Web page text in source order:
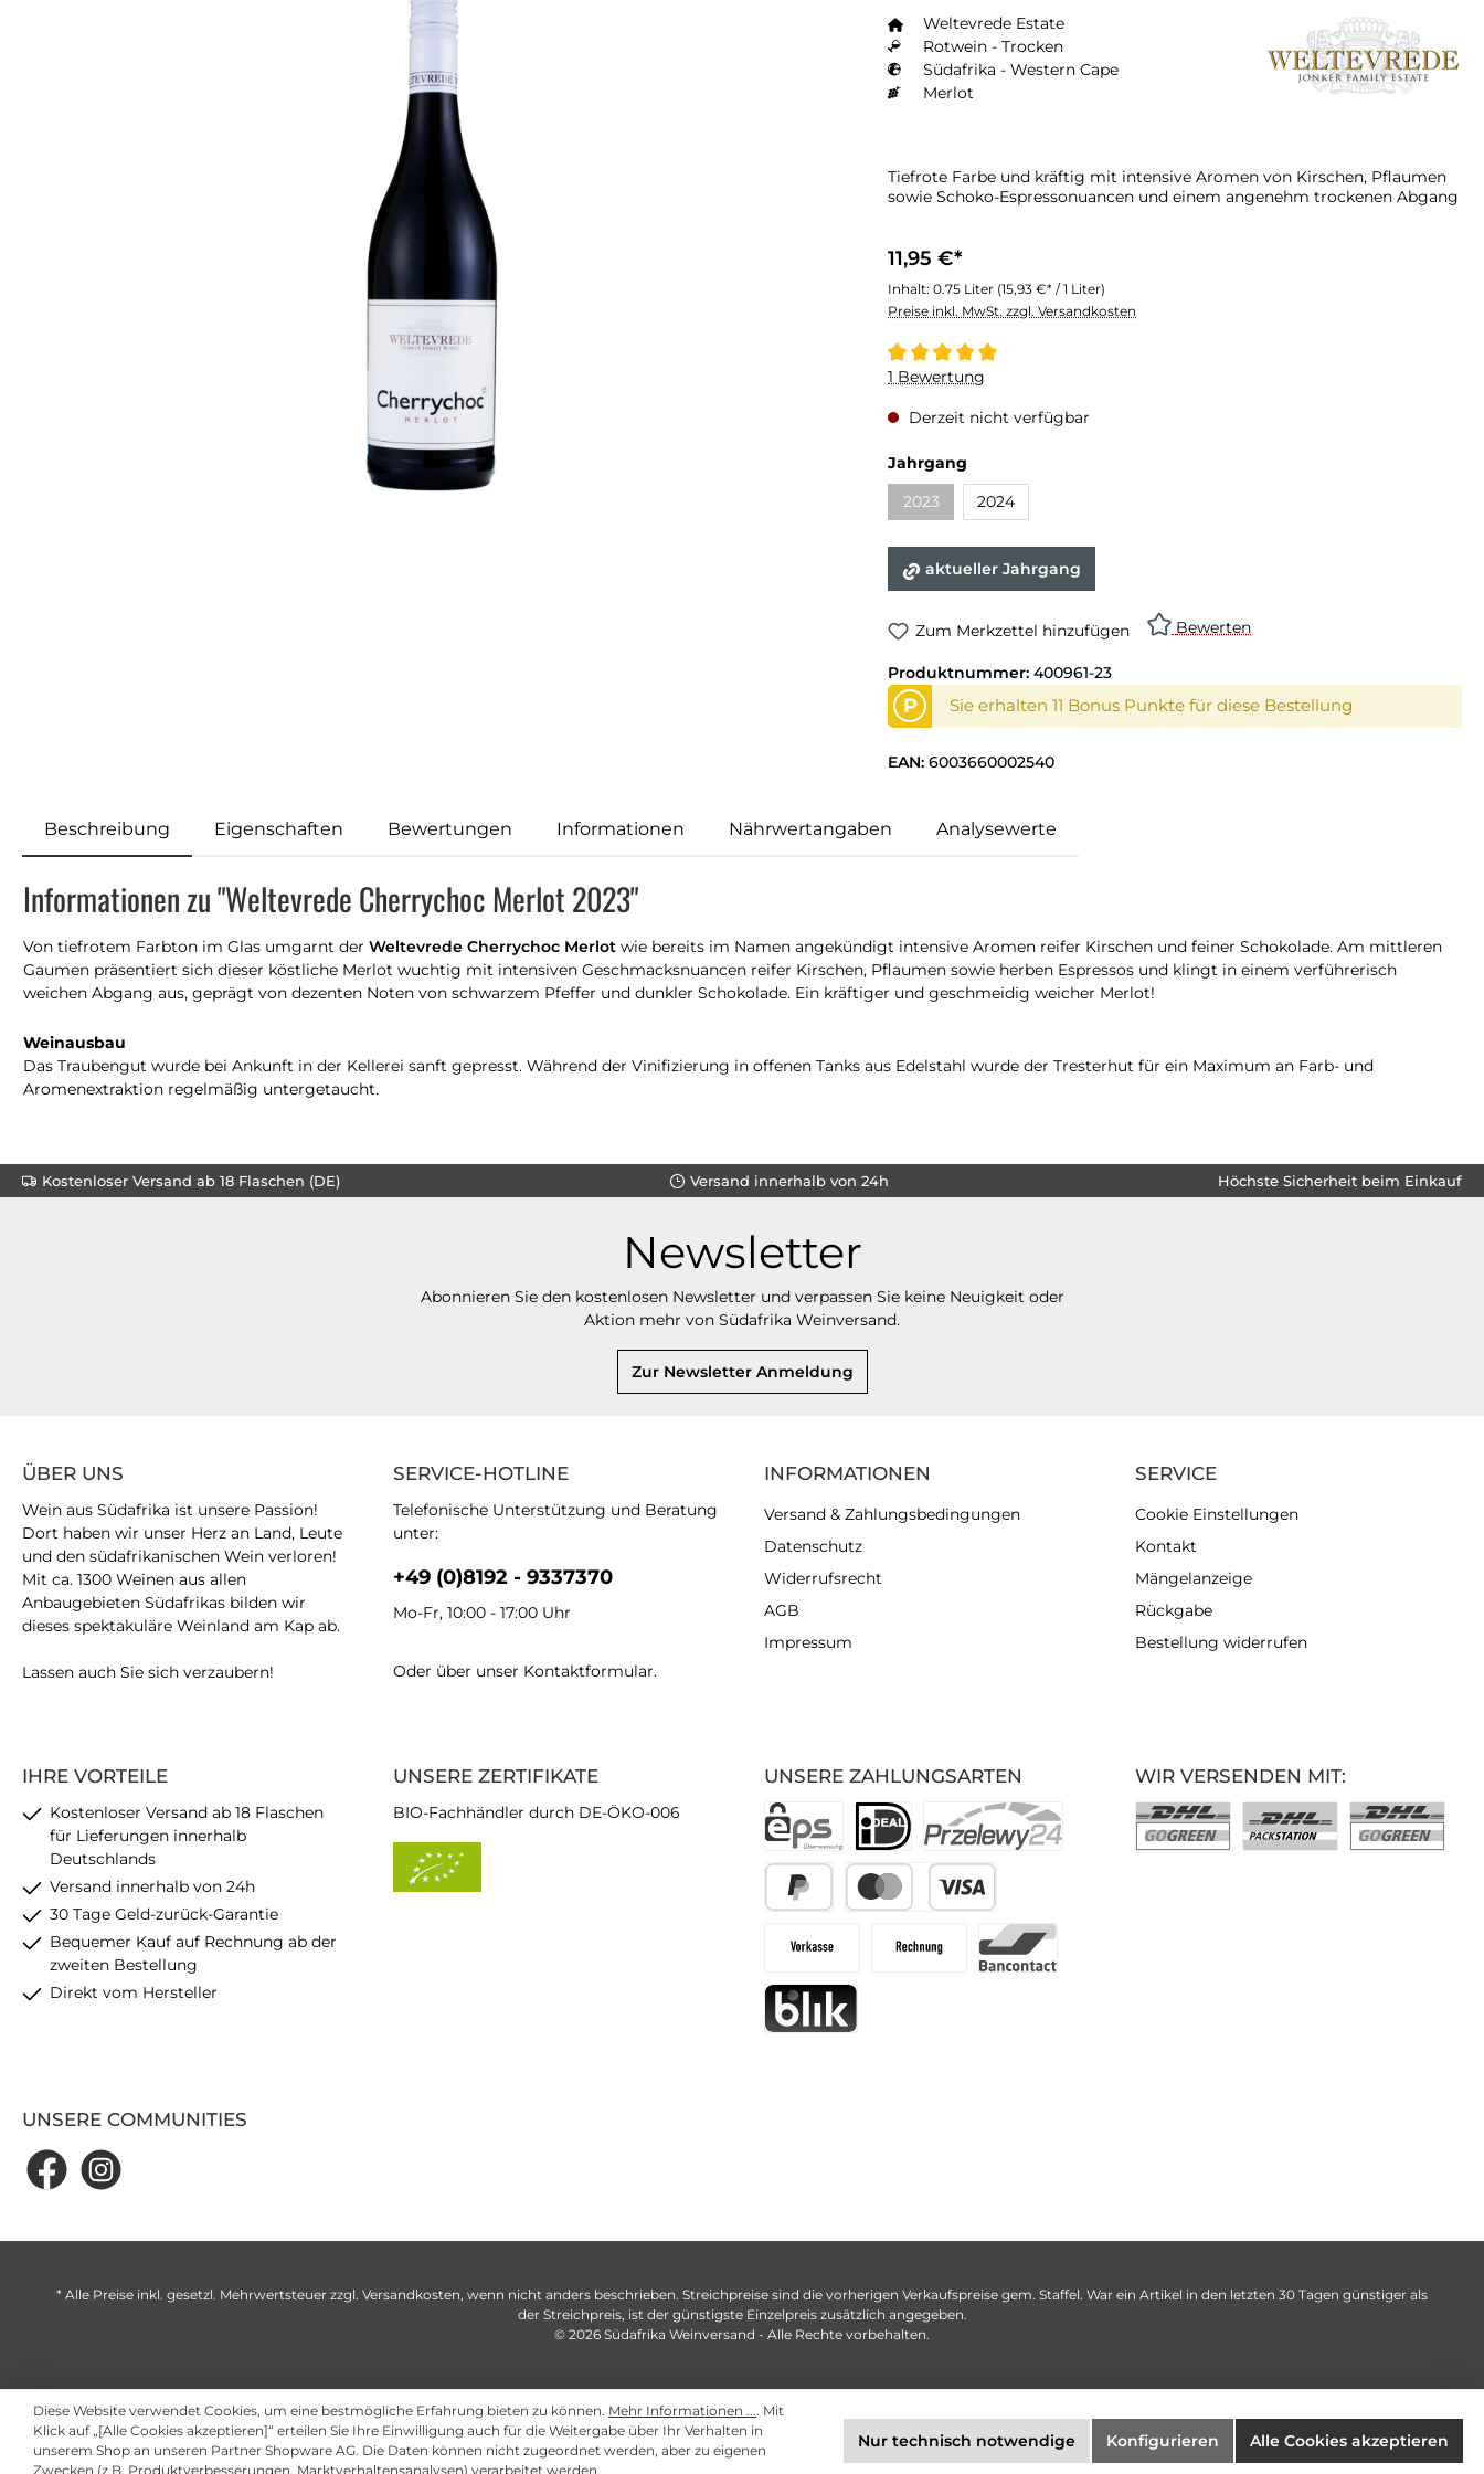
Weltevrede Estate
Rotwein - Trocken
Südafrika - Western Cape
Merlot
Tiefrote Farbe und kräftig mit intensive Aromen von Kirschen, Pflaumen
sowie Schoko-Espressonuancen und einem angenehm trockenen Abgang
11,95 €*
Inhalt: 0.75 Liter (15,93 €* / 1 Liter)
Preise inkl. MwSt. zzgl. Versandkosten
Durchschnittliche Bewertung von 5 von 5 Sternen
1 Bewertung
Derzeit nicht verfügbar
Jahrgang
2023(Diese Option ist zurzeit nicht verfügbar.)
2024
aktueller Jahrgang
Zum Merkzettel hinzufügen Bewerten
Produktnummer: 400961-23
P Sie erhalten 11 Bonus Punkte für diese Bestellung
EAN: 6003660002540
Beschreibung Eigenschaften Bewertungen Informationen Nährwertangaben Analysewerte
Informationen zu "Weltevrede Cherrychoc Merlot 2023"
Von tiefrotem Farbton im Glas umgarnt der Weltevrede Cherrychoc Merlot wie bereits im Namen angekündigt intensive Aromen reifer Kirschen und feiner Schokolade. Am mittleren
Gaumen präsentiert sich dieser köstliche Merlot wuchtig mit intensiven Geschmacksnuancen reifer Kirschen, Pflaumen sowie herben Espressos und klingt in einem verführerisch
weichen Abgang aus, geprägt von dezenten Noten von schwarzem Pfeffer und dunkler Schokolade. Ein kräftiger und geschmeidig weicher Merlot!
Weinausbau
Das Traubengut wurde bei Ankunft in der Kellerei sanft gepresst. Während der Vinifizierung in offenen Tanks aus Edelstahl wurde der Tresterhut für ein Maximum an Farb- und
Aromenextraktion regelmäßig untergetaucht.
Kostenloser Versand ab 18 Flaschen (DE) Versand innerhalb von 24h Höchste Sicherheit beim Einkauf
Newsletter
Abonnieren Sie den kostenlosen Newsletter und verpassen Sie keine Neuigkeit oder
Aktion mehr von Südafrika Weinversand.
Zur Newsletter Anmeldung
SERVICE-HOTLINE
Telefonische Unterstützung und Beratung
unter:
+49 (0)8192 - 9337370
Mo-Fr, 10:00 - 17:00 Uhr
Oder über unser Kontaktformular.
IHRE VORTEILE
Kostenloser Versand ab 18 Flaschen
für Lieferungen innerhalb
Deutschlands
Versand innerhalb von 24h
30 Tage Geld-zurück-Garantie
Bequemer Kauf auf Rechnung ab der
zweiten Bestellung
Direkt vom Hersteller
UNSERE ZAHLUNGSARTEN
ÜBER UNS
Wein aus Südafrika ist unsere Passion!
Dort haben wir unser Herz an Land, Leute
und den südafrikanischen Wein verloren!
Mit ca. 1300 Weinen aus allen
Anbaugebieten Südafrikas bilden wir
dieses spektakuläre Weinland am Kap ab.
Lassen auch Sie sich verzaubern!
UNSERE ZERTIFIKATE
BIO-Fachhändler durch DE-ÖKO-006
INFORMATIONEN
Versand & Zahlungsbedingungen
Datenschutz
Widerrufsrecht
AGB
Impressum
SERVICE
Cookie Einstellungen
Kontakt
Mängelanzeige
Rückgabe
Bestellung widerrufen
UNSERE COMMUNITIES
WIR VERSENDEN MIT:
* Alle Preise inkl. gesetzl. Mehrwertsteuer zzgl. Versandkosten, wenn nicht anders beschrieben. Streichpreise sind die vorherigen Verkaufspreise gem. Staffel. War ein Artikel in den letzten 30 Tagen günstiger als
der Streichpreis, ist der günstigste Einzelpreis zusätzlich angegeben.
© 2026 Südafrika Weinversand - Alle Rechte vorbehalten.
Diese Website verwendet Cookies, um eine bestmögliche Erfahrung bieten zu können. Mehr Informationen .... Mit
Klick auf „[Alle Cookies akzeptieren]“ erteilen Sie Ihre Einwilligung auch für die Weitergabe über Ihr Verhalten in
unserem Shop an unseren Partner Shopware AG. Die Daten können nicht zugeordnet werden, aber zu eigenen
Zwecken (z.B. Produktverbesserungen, Marktverhaltensanalysen) verarbeitet werden.
Nur technisch notwendige Konfigurieren Alle Cookies akzeptieren